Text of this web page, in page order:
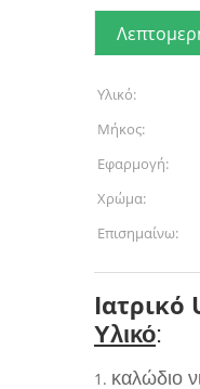
Υλικό:
Μήκος:
Εφαρμογή:
Χρώμα:
Επισημαίνω:
Υλικό:
1. καλώδιο